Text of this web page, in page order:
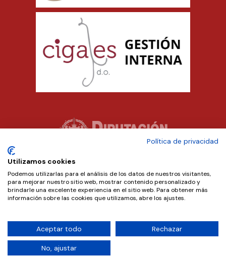
Copyright © 2024 D.O. Cigales. Diseñado por
Política de privacidad
Utilizamos cookies
Podemos utilizarlas para el análisis de los datos de nuestros visitantes,
para mejorar nuestro sitio web, mostrar contenido personalizado y
brindarle una excelente experiencia en el sitio web. Para obtener más
información sobre las cookies que utilizamos, abre los ajustes.
Aceptar todo Rechazar
No, ajustar